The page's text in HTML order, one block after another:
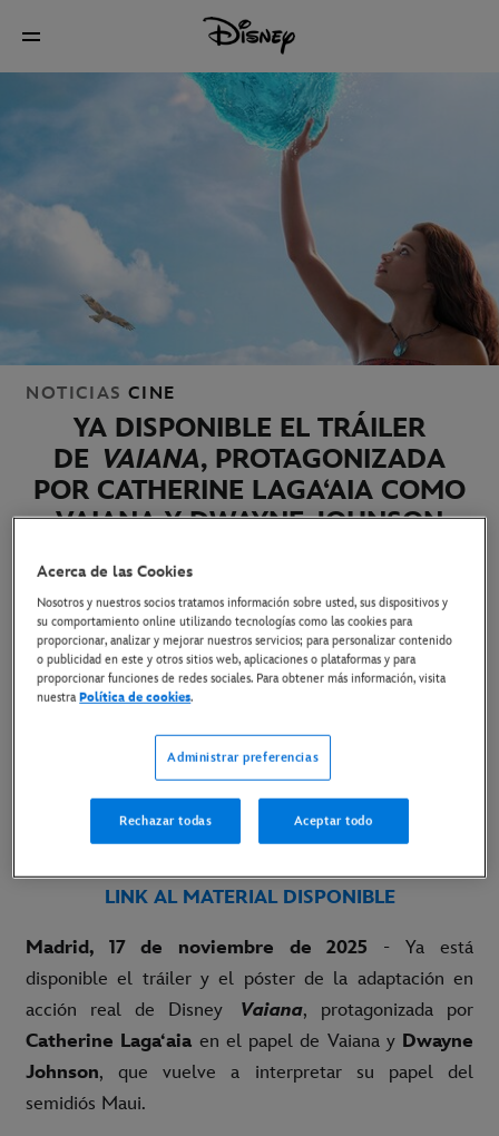
NOTICIAS CINE
YA DISPONIBLE EL TRÁILER
DE VAIANA, PROTAGONIZADA
POR CATHERINE LAGAʻAIA COMO
VAIANA Y DWAYNE JOHNSON
18 de noviembre de 2025
LA ADAPTACIÓN EN ACCIÓN REAL DE LA
JULIO SOLO EN CINES
LINK AL TRÁILER
LINK AL PÓSTER
LINK AL MATERIAL DISPONIBLE
Madrid, 17 de noviembre de 2025 - Ya está
disponible el tráiler y el póster de la adaptación en
acción real de Disney Vaiana, protagonizada por
Catherine Lagaʻaia en el papel de Vaiana y Dwayne
Johnson, que vuelve a interpretar su papel del
semidiós Maui.
Acerca de las Cookies
Nosotros y nuestros socios tratamos información sobre usted, sus dispositivos y
su comportamiento online utilizando tecnologías como las cookies para
proporcionar, analizar y mejorar nuestros servicios; para personalizar contenido
o publicidad en este y otros sitios web, aplicaciones o plataformas y para
proporcionar funciones de redes sociales. Para obtener más información, visita
nuestraPolítica de cookies.
Administrar preferencias
Rechazar todas Aceptar todo